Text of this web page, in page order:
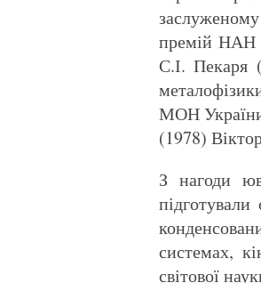
премій НАН
С.І. Пекаря
МОН
(1978)
З нагоди
системах,
світової